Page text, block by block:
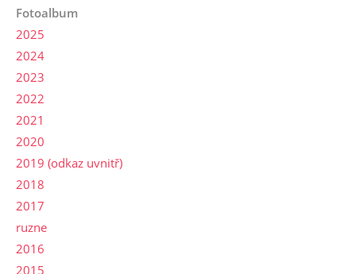
Fotoalbum
2025
2024
2023
2022
2021
2020
2019 (odkaz uvnitř)
2018
2017
ruzne
2016
2015